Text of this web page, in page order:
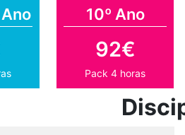
Ano 10º Ano
92€
Pack 4 horas